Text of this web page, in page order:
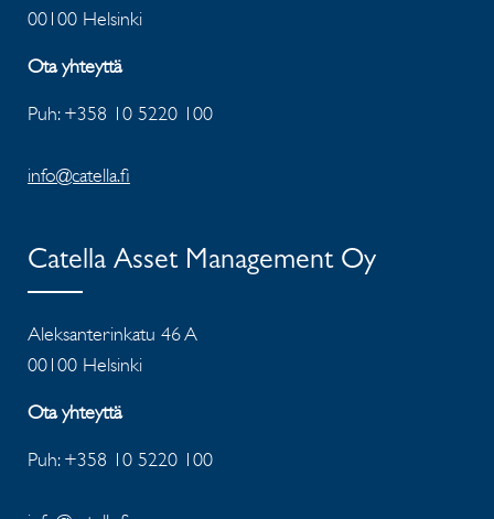
00100 Helsinki
Ota yhteyttä
Puh: +358 10 5220 100
info@catella.fi
Catella Asset Management Oy
Aleksanterinkatu 46 A
00100 Helsinki
Ota yhteyttä
Puh: +358 10 5220 100